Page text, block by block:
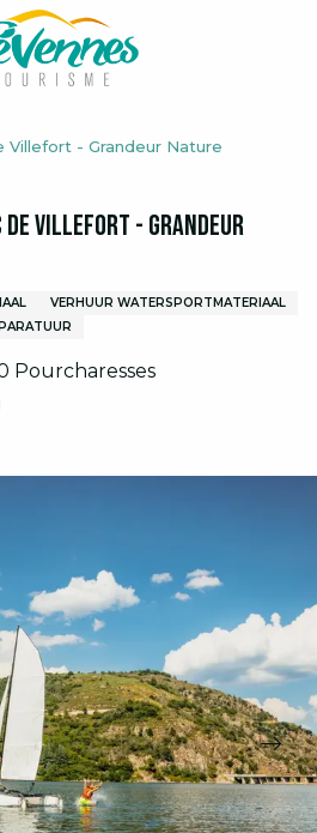
Villefort - Grandeur Nature
de Villefort - Grandeur
VERHUUR WATERSPORTMATERIAAL
Pourcharesses